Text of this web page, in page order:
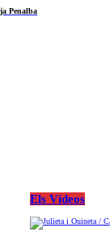
Penalba
Els Vídeos